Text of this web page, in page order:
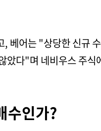
베어는 "상당한 신규
았다"며 네비우스 주식
수인가?